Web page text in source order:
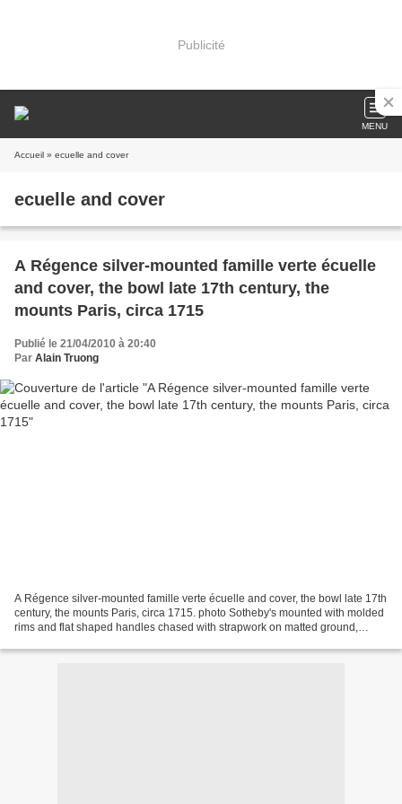
Publicité
MENU
Accueil » ecuelle and cover
ecuelle and cover
A Régence silver-mounted famille verte écuelle
and cover, the bowl late 17th century, the
mounts Paris, circa 1715
Publié le 21/04/2010 à 20:40
Par Alain Truong
A Régence silver-mounted famille verte écuelle and cover, the bowl late 17th
century, the mounts Paris, circa 1715. photo Sotheby's mounted with molded
rims and flat shaped handles chased with strapwork on matted ground,